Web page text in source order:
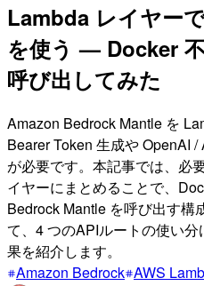
Lambda レイヤー
を使う — Docker
呼び出してみた
Amazon Bedrock Mantle を
Bearer Token 生成や OpenAI
が必要です。本記事では、必
イヤーにまとめることで、
Bedrock Mantle を呼び出す構
て、4 つのAPIルートの使い
果を紹介します。
Amazon Bedrock AWS